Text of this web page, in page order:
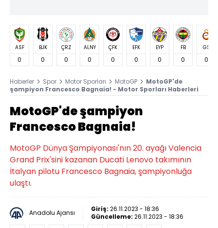
ASF
0
BJK
0
ÇRZ
0
ALNY
0
ÇFK
0
EFK
0
EYP
0
FB
0
GS
0
Haberler Spor Motor Sporları MotoGP
MotoGP'de
şampiyon Francesco Bagnaia! - Motor Sporları Haberleri
MotoGP'de şampiyon
Francesco Bagnaia!
MotoGP Dünya Şampiyonası'nın 20. ayağı Valencia
Grand Prix'sini kazanan Ducati Lenovo takımının
İtalyan pilotu Francesco Bagnaia, şampiyonluğa
ulaştı.
Anadolu Ajansı Giriş: 26.11.2023 - 18:36
Güncelleme: 26.11.2023 - 18:36